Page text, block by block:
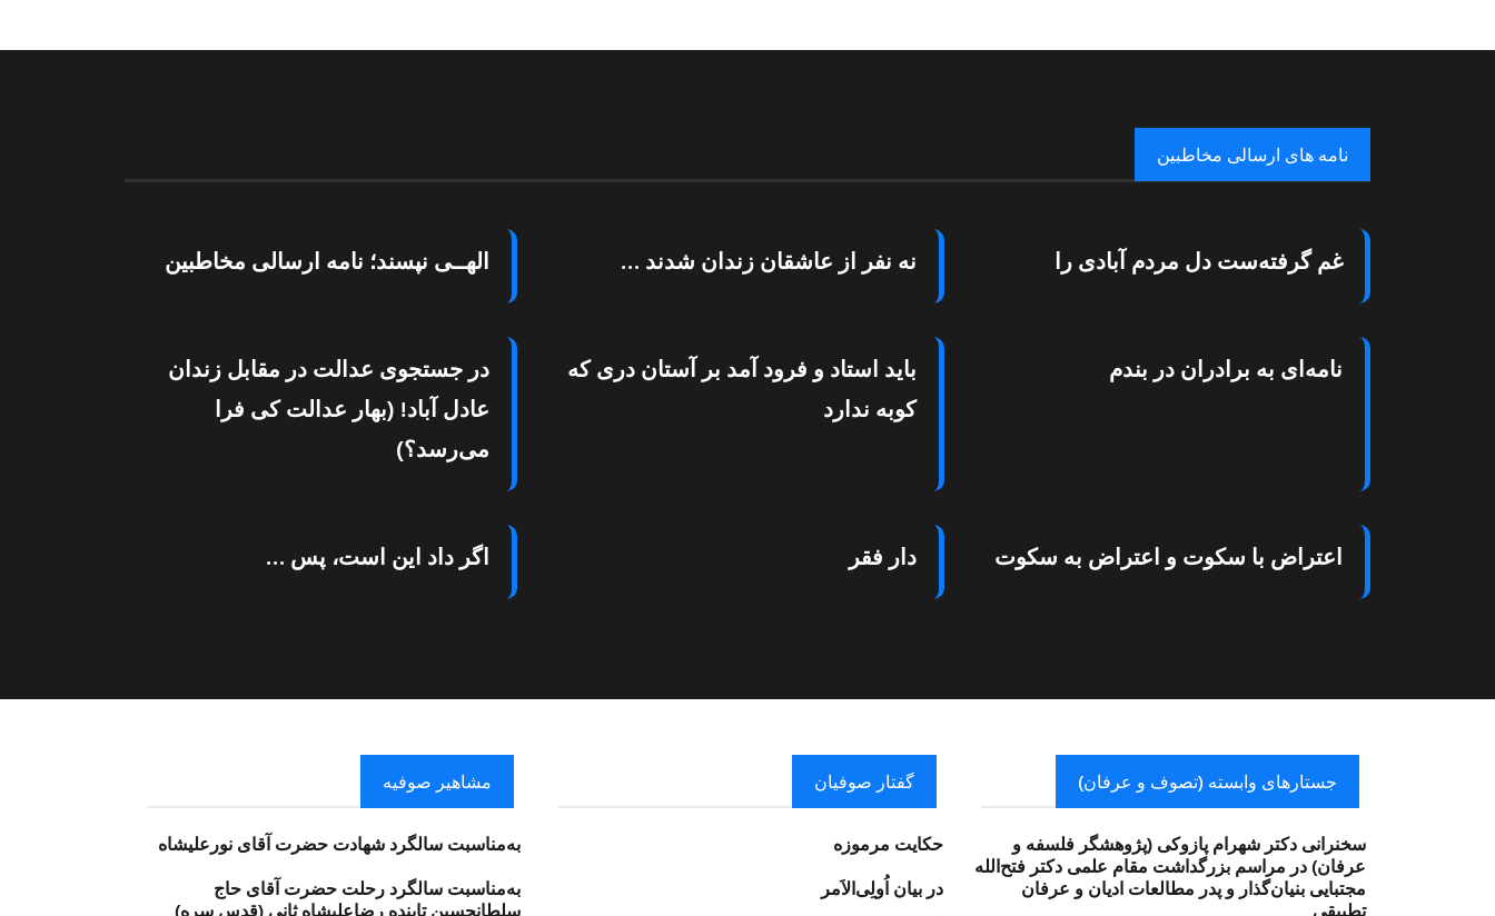
نامه های ارسالی مخاطبین
غم گرفته‌ست دل مردم آبادی را نه نفر از عاشقان زندان شدند … الهــی نپسند؛ نامه ارسالی مخاطبین
نامه‌ای به برادران در بندم
باید استاد و فرود آمد بر آستان دری که
کوبه ندارد
در جستجوی عدالت در مقابل زندان
عادل آباد! (بهار عدالت کی فرا
می‌رسد؟)
اعتراض با سکوت و اعتراض به سکوت دار فقر اگر داد این است، پس …
جستارهای وابسته (تصوف و عرفان)​
سخنرانی دکتر شهرام پازوکی (پژوهشگر فلسفه و
عرفان) در مراسم بزرگداشت مقام علمی دکتر فتح‌الله
مجتبایی بنیان‌گذار و پدر مطالعات ادیان و عرفان
گفتار صوفیان
حکایت مرموزه
در بیان اُولِی‌الاَمر
مشاهیر صوفیه
به‌مناسبت سالگرد شهادت حضرت آقای نورعليشاه
به‌مناسبت سالگرد رحلت حضرت آقای حاج